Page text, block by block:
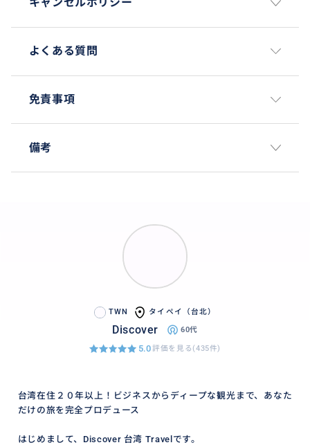
なんと言ってもディンタイフォン ＜鼎泰豊＞全店優先
入店選べるお食事クーポン付きプランです！
キャンセルポリシー
よくある質問
免責事項
備考
TWN タイペイ（台北）
Discover 60代
5.0評価を見る(435件)
台湾在住２０年以上！ビジネスからディープな観光まで、あなた
だけの旅を完全プロデュース
はじめまして、Discover 台湾 Travelです。